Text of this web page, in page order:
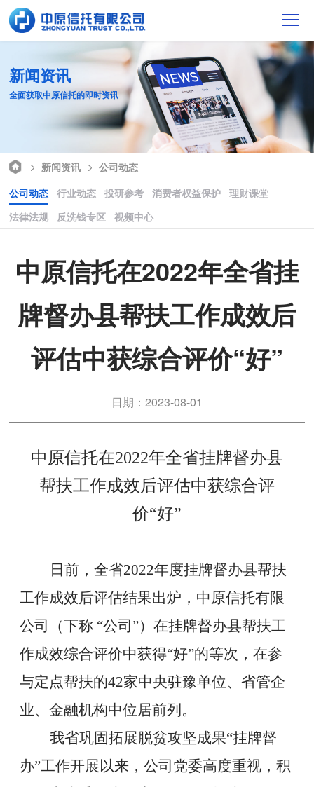
新闻资讯
全面获取中原信托的即时资讯
新闻资讯
公司动态
公司动态
行业动态 投研参考 消费者权益保护
理财课堂
法律法规
反洗钱专区 视频中心
中原信托在2022年全省挂
牌督办县帮扶工作成效后
评估中获综合评价“好”
日期：2023-08-01
中原信托在2022年全省挂牌督办县
帮扶工作成效后评估中获综合评
价“好”
日前，全省2022年度挂牌督办县帮扶
工作成效后评估结果出炉，中原信托有限
公司（下称 “公司 ”）在挂牌督办县帮扶工
作成效综合评价中获得“好”的等次，在参
与定点帮扶的42家中央驻豫单位、省管企
业、金融机构中位居前列。
我省巩固拓展脱贫攻坚成果“挂牌督
办”工作开展以来，公司党委高度重视，积